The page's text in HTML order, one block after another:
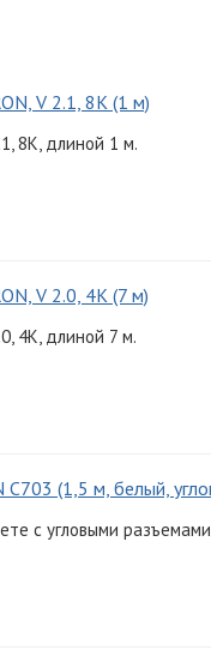
V 2.1, 8K (1 м)
8K, длиной 1 м.
V 2.0, 4K (7 м)
4K, длиной 7 м.
C703 (1,5 м, белый,
с угловыми